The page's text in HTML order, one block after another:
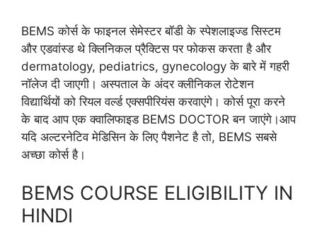
BEMS कोर्स के फाइनल सेमेस्टर बॉडी के स्पेशलाइज्ड सिस्टम
और एडवांस्ड थे क्लिनिकल प्रैक्टिस पर फोकस करता है और
dermatology, pediatrics, gynecology के बारे में गहरी
नॉलेज दी जाएगी। अस्पताल के अंदर क्लीनिकल रोटेशन
विद्यार्थियों को रियल वर्ल्ड एक्सपीरियंस करवाएंगे। कोर्स पूरा करने
के बाद आप एक क्वालिफाइड BEMS DOCTOR बन जाएंगे।आप
यदि अल्टरनेटिव मेडिसिन के लिए पैशनेट है तो, BEMS सबसे
अच्छा कोर्स है।
BEMS COURSE ELIGIBILITY IN
HINDI